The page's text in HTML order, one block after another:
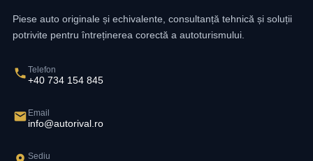
Piese auto originale și echivalente, consultanță tehnică și soluții
potrivite pentru întreținerea corectă a autoturismului.
Telefon
+40 734 154 845
Email
info@autorival.ro
Sediu